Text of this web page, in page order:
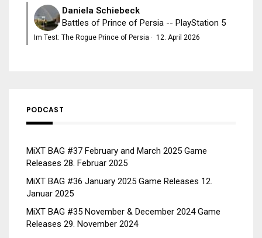
Daniela Schiebeck
Battles of Prince of Persia -- PlayStation 5
Im Test: The Rogue Prince of Persia · 12. April 2026
PODCAST
MiXT BAG #37 February and March 2025 Game
Releases 28. Februar 2025
MiXT BAG #36 January 2025 Game Releases 12.
Januar 2025
MiXT BAG #35 November & December 2024 Game
Releases 29. November 2024